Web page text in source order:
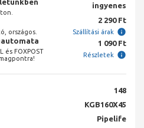
ingyenes
országos.
2 290 Ft
Szállítási árak
és FOXPOST
1 090 Ft
Részletek
148
KGB160X45
Pipelife